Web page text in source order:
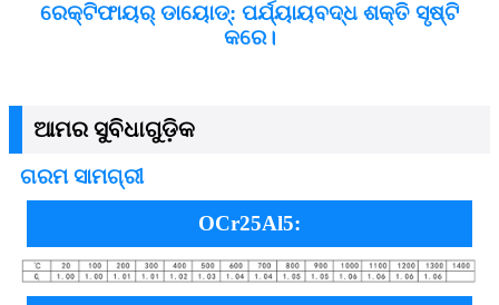
ରେକ୍ଟିଫାୟର୍ ଡାୟୋଡ୍: ପର୍ଯ୍ୟାୟବଦ୍ଧ ଶକ୍ତି ସୃଷ୍ଟି
କରେ।
ଆମର ସୁବିଧାଗୁଡ଼ିକ
ଗରମ ସାମଗ୍ରୀ
OCr25Al5: